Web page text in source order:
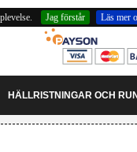
Jag förstår Läs mer
HÄLLRISTNINGAR OCH